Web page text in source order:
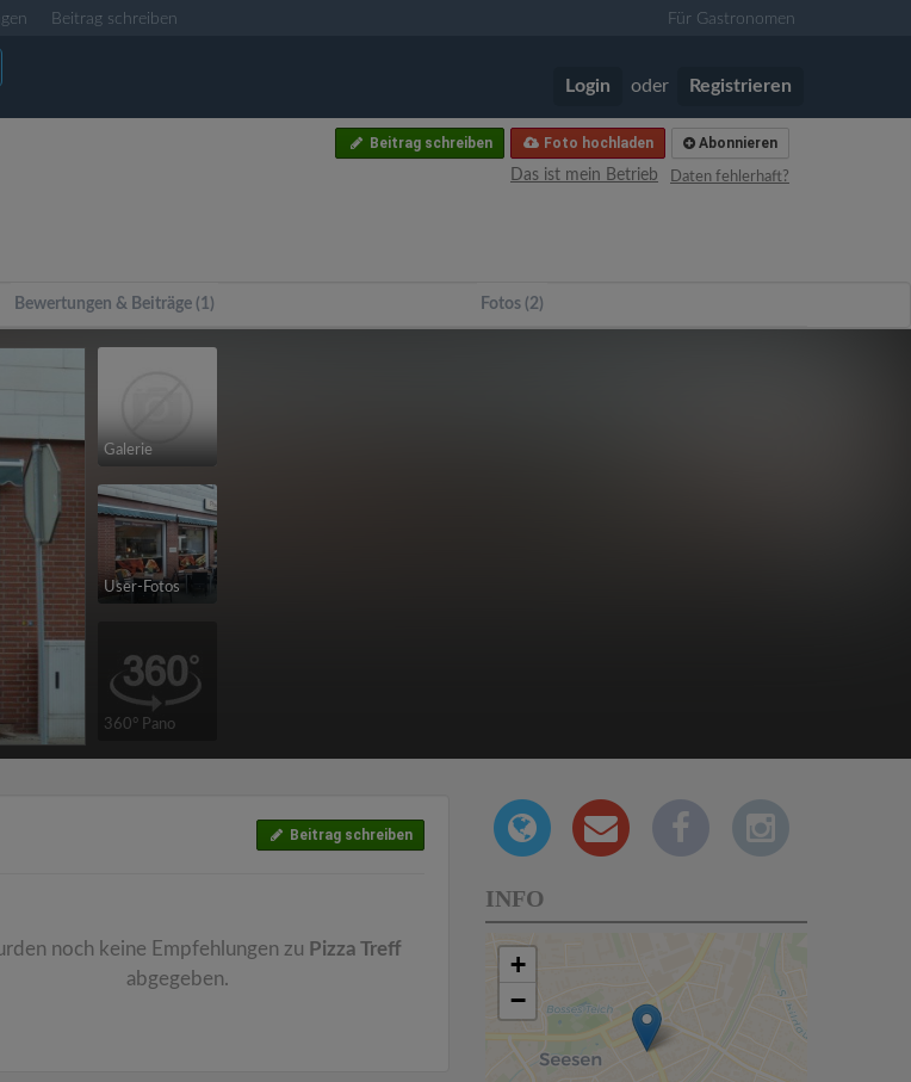
Beitrag schreiben Für Gastronomen
Login oder Registrieren
Abonnieren
Foto hochladen
Beitrag schreiben
Daten fehlerhaft?
Das ist mein Betrieb
Bewertungen & Beiträge (1) Fotos (2)
Galerie
User-Fotos
360° Pano
Beitrag schreiben
noch keine Empfehlungen zu Pizza Treff
abgegeben.
INFO
+
−